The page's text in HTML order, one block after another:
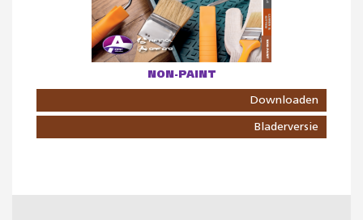
NON-PAINT
Downloaden
Bladerversie